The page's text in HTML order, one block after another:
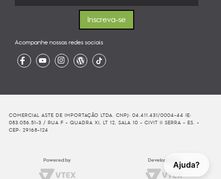
Ajuda?
Acompanhe nossas redes sociais
COMERCIAL ASTE DE IMPORTAÇÃO LTDA. CNPJ: 04.411.431/0004-44 IE:
083.056.51-3 / RUA F - QUADRA XI, LT 12, SALA 10 - CIVIT II SERRA - ES. -
CEP: 29168-124
Powered by Developed By